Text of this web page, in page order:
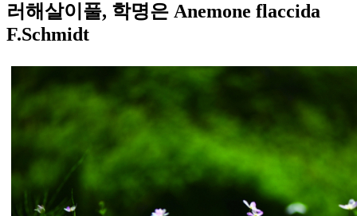
러해살이풀, 학명은 Anemone flaccida
F.Schmidt